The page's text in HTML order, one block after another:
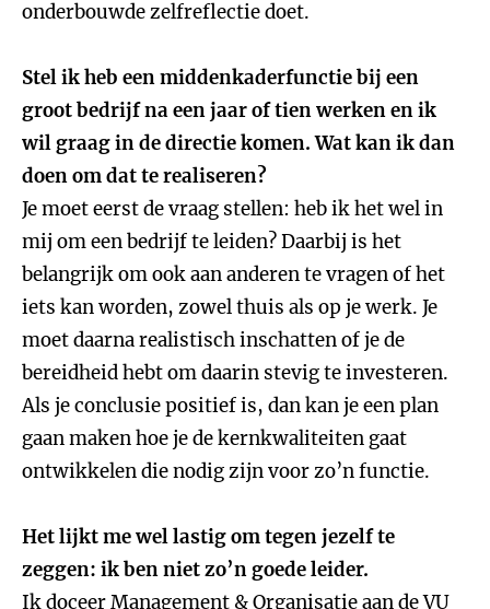
onderbouwde zelfreflectie doet.
Stel ik heb een middenkaderfunctie bij een
groot bedrijf na een jaar of tien werken en ik
wil graag in de directie komen. Wat kan ik dan
doen om dat te realiseren?
Je moet eerst de vraag stellen: heb ik het wel in
mij om een bedrijf te leiden? Daarbij is het
belangrijk om ook aan anderen te vragen of het
iets kan worden, zowel thuis als op je werk. Je
moet daarna realistisch inschatten of je de
bereidheid hebt om daarin stevig te investeren.
Als je conclusie positief is, dan kan je een plan
gaan maken hoe je de kernkwaliteiten gaat
ontwikkelen die nodig zijn voor zo’n functie.
Het lijkt me wel lastig om tegen jezelf te
zeggen: ik ben niet zo’n goede leider.
Ik doceer Management & Organisatie aan de VU